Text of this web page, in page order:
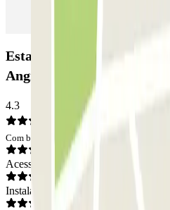
Estacionamento
Angiolino: Opiniões
4.3
Com base em 15 opiniões
Acesso
Instalações